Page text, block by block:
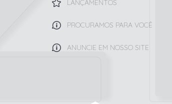
LANÇAMENTOS
PROCURAMOS PARA VOCÊ
ANUNCIE EM NOSSO SITE